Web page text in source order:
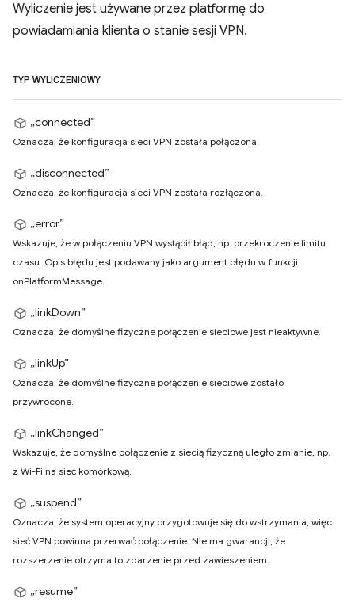
Wyliczenie jest używane przez platformę do
powiadamiania klienta o stanie sesji VPN.
TYP WYLICZENIOWY
„connected”
Oznacza, że konfiguracja sieci VPN została połączona.
„disconnected”
Oznacza, że konfiguracja sieci VPN została rozłączona.
„error”
Wskazuje, że w połączeniu VPN wystąpił błąd, np. przekroczenie limitu
czasu. Opis błędu jest podawany jako argument błędu w funkcji
onPlatformMessage.
„linkDown”
Oznacza, że domyślne fizyczne połączenie sieciowe jest nieaktywne.
„linkUp”
Oznacza, że domyślne fizyczne połączenie sieciowe zostało
przywrócone.
„linkChanged”
Wskazuje, że domyślne połączenie z siecią fizyczną uległo zmianie, np.
z Wi-Fi na sieć komórkową.
„suspend”
Oznacza, że system operacyjny przygotowuje się do wstrzymania, więc
sieć VPN powinna przerwać połączenie. Nie ma gwarancji, że
rozszerzenie otrzyma to zdarzenie przed zawieszeniem.
„resume”